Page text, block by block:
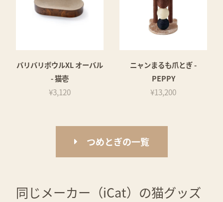
バリバリボウルXL オーバル
- 猫壱
¥3,120
ニャンまるも爪とぎ -
PEPPY
¥13,200
つめとぎの一覧
同じメーカー（iCat）の猫グッズ